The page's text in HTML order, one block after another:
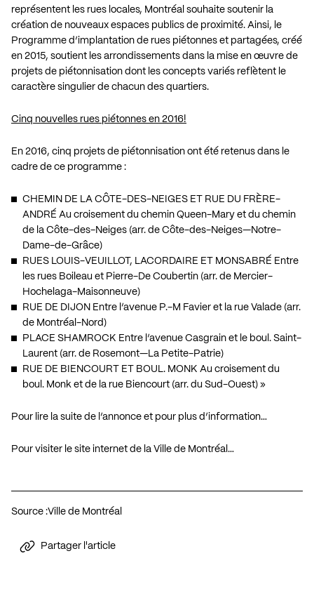
représentent les rues locales, Montréal souhaite soutenir la
création de nouveaux espaces publics de proximité. Ainsi, le
Programme d’implantation de rues piétonnes et partagées, créé
en 2015, soutient les arrondissements dans la mise en œuvre de
projets de piétonnisation dont les concepts variés reflètent le
caractère singulier de chacun des quartiers.
Cinq nouvelles rues piétonnes en 2016!
En 2016, cinq projets de piétonnisation ont été retenus dans le
cadre de ce programme :
CHEMIN DE LA CÔTE-DES-NEIGES ET RUE DU FRÈRE-
ANDRÉ Au croisement du chemin Queen-Mary et du chemin
de la Côte-des-Neiges (arr. de Côte-des-Neiges—Notre-
Dame-de-Grâce)
RUES LOUIS-VEUILLOT, LACORDAIRE ET MONSABRÉ Entre
les rues Boileau et Pierre-De Coubertin (arr. de Mercier-
Hochelaga-Maisonneuve)
RUE DE DIJON Entre l’avenue P.-M Favier et la rue Valade (arr.
de Montréal-Nord)
PLACE SHAMROCK Entre l’avenue Casgrain et le boul. Saint-
Laurent (arr. de Rosemont—La Petite-Patrie)
RUE DE BIENCOURT ET BOUL. MONK Au croisement du
boul. Monk et de la rue Biencourt (arr. du Sud-Ouest) »
Pour lire la suite de l’annonce et pour plus d’information…
Pour visiter le site internet de la Ville de Montréal…
Source :Ville de Montréal
Partager l'article